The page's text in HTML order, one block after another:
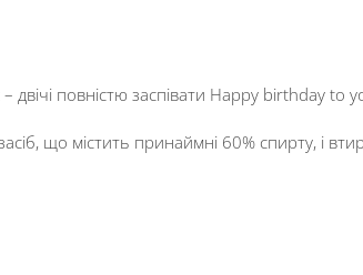
повністю заспівати Happy birthday to
що містить принаймні 60% спирту, і